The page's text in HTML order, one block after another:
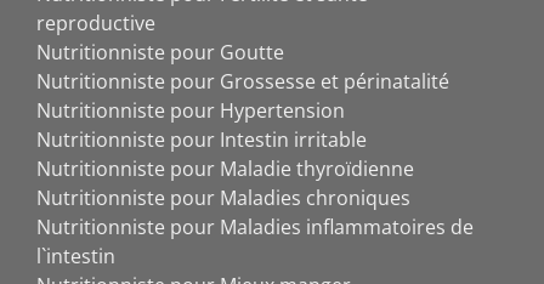
reproductive
Nutritionniste pour Goutte
Nutritionniste pour Grossesse et périnatalité
Nutritionniste pour Hypertension
Nutritionniste pour Intestin irritable
Nutritionniste pour Maladie thyroïdienne
Nutritionniste pour Maladies chroniques
Nutritionniste pour Maladies inflammatoires de
l`intestin